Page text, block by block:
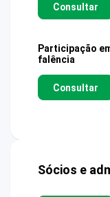
Consultar
Participação
falência
Consultar
Sócios e